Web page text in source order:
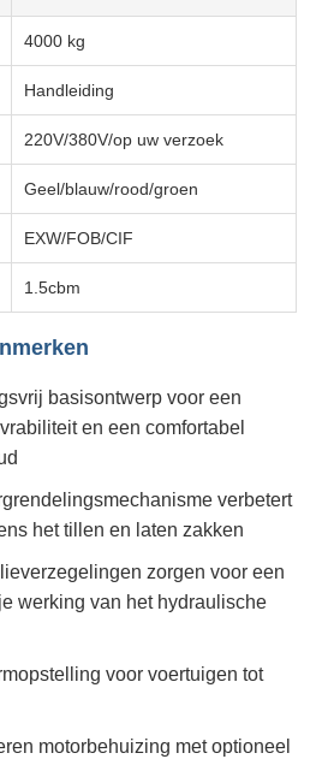
4000 kg
Handleiding
220V/380V/op uw verzoek
Geel/blauw/rood/groen
EXW/FOB/CIF
1.5cbm
basisontwerp voor een
en een comfortabel
verbetert
het tillen en laten zakken
zorgen voor een
werking van het hydraulische
voor voertuigen tot
motorbehuizing met optioneel